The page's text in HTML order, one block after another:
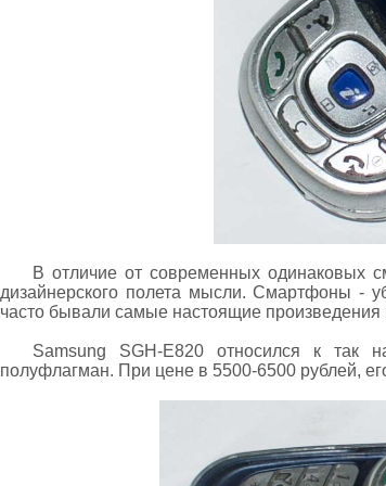
В отличие от современных одинаковых
дизайнерского полета мысли. Смартфоны -
часто бывали самые настоящие произведения
Samsung SGH-E820 относился к
полуфлагман. При цене в 5500-6500 рублей,